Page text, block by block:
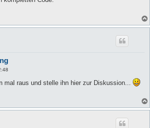
mal raus und stelle ihn hier zur Diskussion...